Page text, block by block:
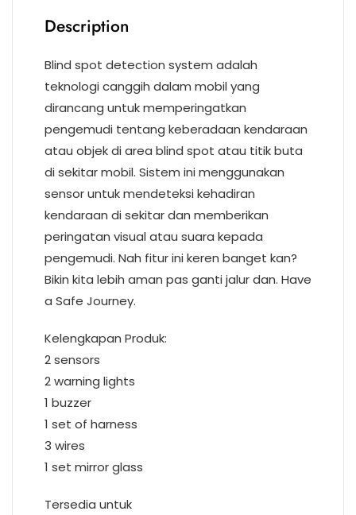
Description
Blind spot detection system adalah
teknologi canggih dalam mobil yang
dirancang untuk memperingatkan
pengemudi tentang keberadaan kendaraan
atau objek di area blind spot atau titik buta
di sekitar mobil. Sistem ini menggunakan
sensor untuk mendeteksi kehadiran
kendaraan di sekitar dan memberikan
peringatan visual atau suara kepada
pengemudi. Nah fitur ini keren banget kan?
Bikin kita lebih aman pas ganti jalur dan. Have
a Safe Journey.
Kelengkapan Produk:
2 sensors
2 warning lights
1 buzzer
1 set of harness
3 wires
1 set mirror glass
Tersedia untuk